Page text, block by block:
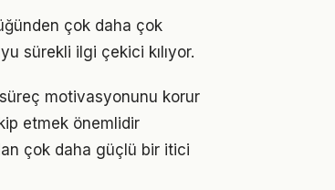
çok daha çok
sürekli ilgi çekici kılıyor.
motivasyonunu korur
etmek önemlidir
çok daha güçlü bir itici